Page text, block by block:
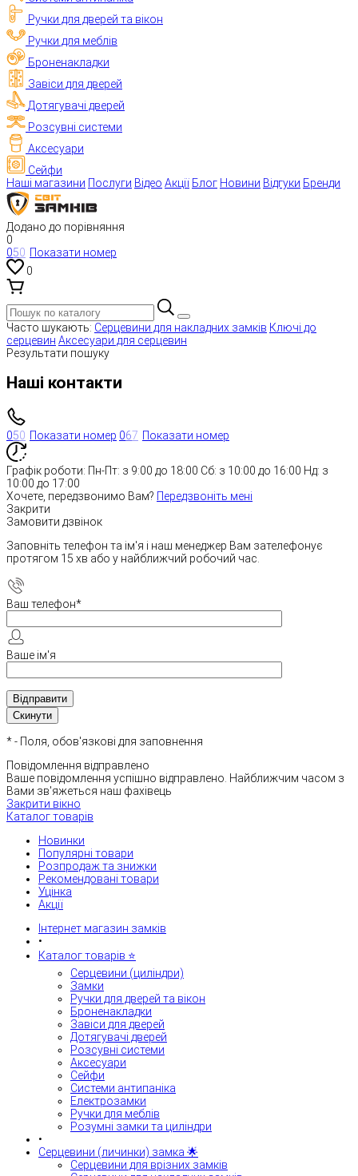
Ручки для дверей та вікон
Ручки для меблів
Броненакладки
Завіси для дверей
Дотягувачі дверей
Розсувні системи
Аксесуари
Сейфи
Наші магазини Послуги Відео Акції Блог Новини Відгуки Бренди
Додано до порівняння
0
050 Показати номер
0
Часто шукають: Серцевини для накладних замків Ключі до
серцевин Аксесуари для серцевин
Результати пошуку
Наші контакти
050 Показати номер 067 Показати номер
Графік роботи: Пн-Пт: з 9:00 до 18:00 Сб: з 10:00 до 16:00 Нд: з
10:00 до 17:00
Хочете, передзвонимо Вам? Передзвоніть мені
Закрити
Замовити дзвінок
Заповніть телефон та ім'я і наш менеджер Вам зателефонує
протягом 15 хв або у найближчий робочий час.
Ваш телефон*
Ваше ім'я
*- Поля, обов'язкові для заповнення
Повідомлення відправлено
Ваше повідомлення успішно відправлено. Найближчим часом з
Вами зв'яжеться наш фахівець
Закрити вікно
Каталог товарів
Новинки
Популярні товари
Розпродаж та знижки
Рекомендовані товари
Уцінка
Акції
Інтернет магазин замків
•
Каталог товарів ⭐
Серцевини (циліндри)
Замки
Ручки для дверей та вікон
Броненакладки
Завіси для дверей
Дотягувачі дверей
Розсувні системи
Аксесуари
Сейфи
Системи антипаніка
Електрозамки
Ручки для меблів
Розумні замки та циліндри
•
Серцевини (личинки) замка 🌟
Серцевини для врізних замків